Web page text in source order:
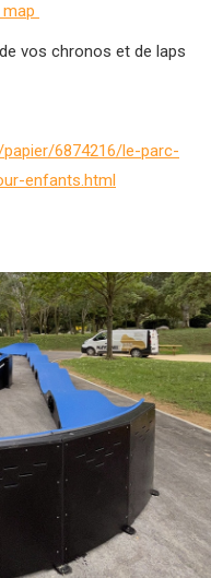
vos chronos et de laps
6874216/le-parc-
enfants.html